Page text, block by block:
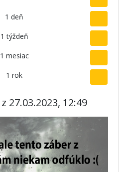
1 deň
1 týždeň
1 mesiac
1 rok
27.03.2023, 12:49